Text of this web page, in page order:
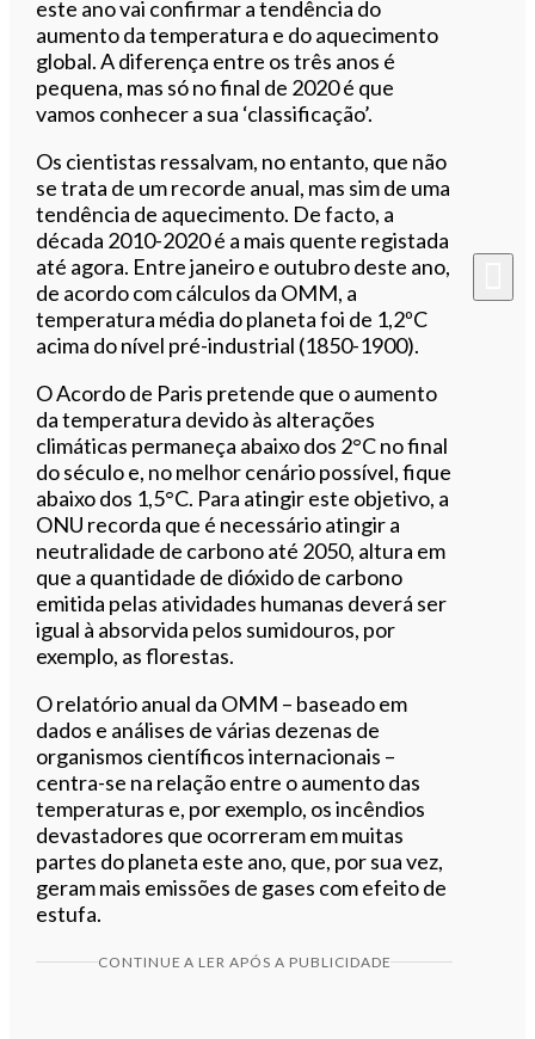
este ano vai confirmar a tendência do
aumento da temperatura e do aquecimento
global. A diferença entre os três anos é
pequena, mas só no final de 2020 é que
vamos conhecer a sua ‘classificação’.
Os cientistas ressalvam, no entanto, que não
se trata de um recorde anual, mas sim de uma
tendência de aquecimento. De facto, a
década 2010-2020 é a mais quente registada
até agora. Entre janeiro e outubro deste ano,
de acordo com cálculos da OMM, a
temperatura média do planeta foi de 1,2ºC
acima do nível pré-industrial (1850-1900).
O Acordo de Paris pretende que o aumento
da temperatura devido às alterações
climáticas permaneça abaixo dos 2°C no final
do século e, no melhor cenário possível, fique
abaixo dos 1,5°C. Para atingir este objetivo, a
ONU recorda que é necessário atingir a
neutralidade de carbono até 2050, altura em
que a quantidade de dióxido de carbono
emitida pelas atividades humanas deverá ser
igual à absorvida pelos sumidouros, por
exemplo, as florestas.
O relatório anual da OMM – baseado em
dados e análises de várias dezenas de
organismos científicos internacionais –
centra-se na relação entre o aumento das
temperaturas e, por exemplo, os incêndios
devastadores que ocorreram em muitas
partes do planeta este ano, que, por sua vez,
geram mais emissões de gases com efeito de
estufa.
CONTINUE A LER APÓS A PUBLICIDADE